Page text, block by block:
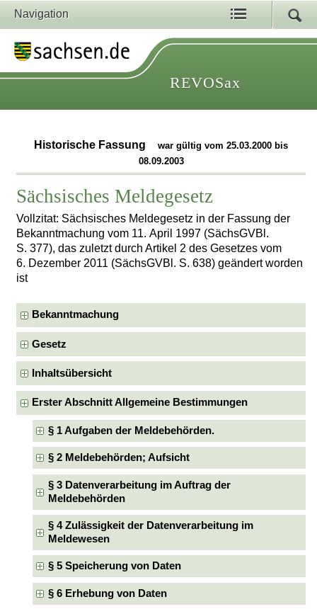
Navigation
REVOSax
Historische Fassung
war gültig vom 25.03.2000 bis
08.09.2003
Sächsisches Meldegesetz
Vollzitat: Sächsisches Meldegesetz in der Fassung der
Bekanntmachung vom 11. April 1997 (SächsGVBl.
S. 377), das zuletzt durch Artikel 2 des Gesetzes vom
6. Dezember 2011 (SächsGVBl. S. 638) geändert worden
ist
Bekanntmachung
Gesetz
Inhaltsübersicht
Erster Abschnitt Allgemeine Bestimmungen
§ 1 Aufgaben der Meldebehörden.
§ 2 Meldebehörden; Aufsicht
§ 3 Datenverarbeitung im Auftrag der
Meldebehörden
§ 4 Zulässigkeit der Datenverarbeitung im
Meldewesen
§ 5 Speicherung von Daten
§ 6 Erhebung von Daten